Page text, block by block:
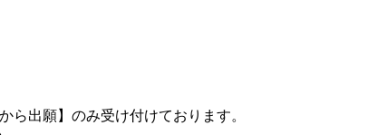
ら出願】 のみ受け付けております。